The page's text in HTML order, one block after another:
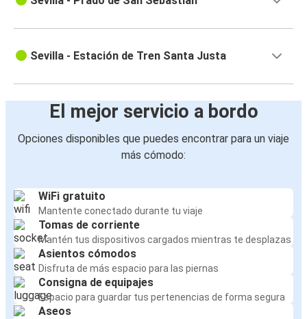
Sevilla - Estación de Tren Santa Justa
El mejor servicio a bordo
Opciones disponibles que puedes encontrar para un viaje
más cómodo:
WiFi gratuito
Mantente conectado durante tu viaje
Tomas de corriente
Mantén tus dispositivos cargados mientras te desplazas
Asientos cómodos
Disfruta de más espacio para las piernas
Consigna de equipajes
Espacio para guardar tus pertenencias de forma segura
Aseos